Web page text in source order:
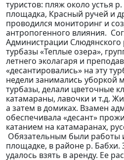
туристов: пляж около устья
площадка, Красный ручей и
проводился мониторинг и
антропогенного влияния.
Администрации
турбазы «Теплые озера»,
летнего эколагаря и
«десантировались» на эту
недели занимались уборкой
турбазы, делали цветочные
катамараны, лавочки и т.д.
а затем в домиках. Взамен
обеспечивала «десант»
катанием на катамаранах,
Обязательным были работы
площадке, в районе р.
удалось взять в аренду. Ее